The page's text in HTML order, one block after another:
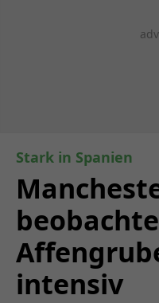
Stark in Spanien
intensiv